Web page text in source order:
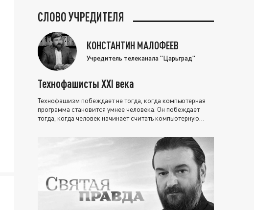
СЛОВО УЧРЕДИТЕЛЯ
КОНСТАНТИН МАЛОФЕЕВ
Учредитель телеканала "Царьград"
Технофашисты XXI века
Технофашизм побеждает не тогда, когда компьютерная
программа становится умнее человека. Он побеждает
тогда, когда человек начинает считать компьютерную